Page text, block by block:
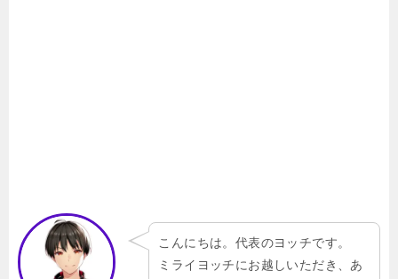
こんにちは。代表のヨッチです。
ミライヨッチにお越しいただき、あ